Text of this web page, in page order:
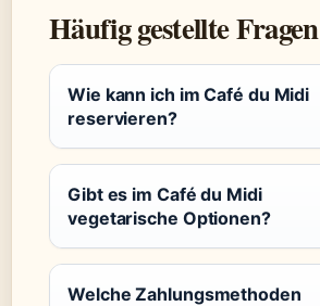
Häufig gestellte Fragen
Wie kann ich im Café du Midi
reservieren?
Gibt es im Café du Midi
vegetarische Optionen?
Welche Zahlungsmethoden